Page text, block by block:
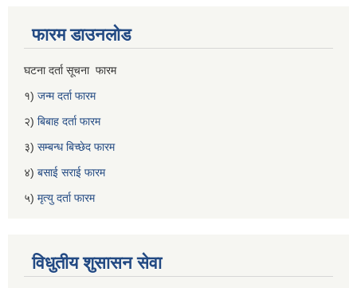
फारम डाउनलोड
घटना दर्ता सूचना फारम
१) जन्म दर्ता फारम
२) बिबाह दर्ता फारम
३) सम्बन्ध बिच्छेद फारम
४) बसाई सराई फारम
५) मृत्यु दर्ता फारम
विधुतीय शुसासन सेवा